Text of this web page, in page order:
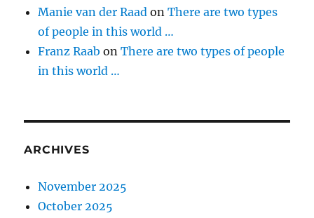
Manie van der Raad onThere are two types
of people in this world …
Franz Raab onThere are two types of people
in this world …
ARCHIVES
November 2025
October 2025